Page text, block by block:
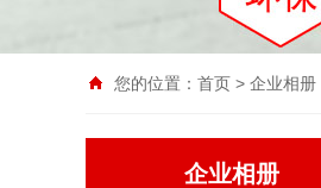
您的位置： 首页 > 企业相册
企业相册